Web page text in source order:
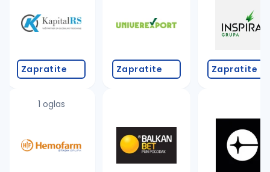
Zapratite
1 oglas
Zapratite Zapratite